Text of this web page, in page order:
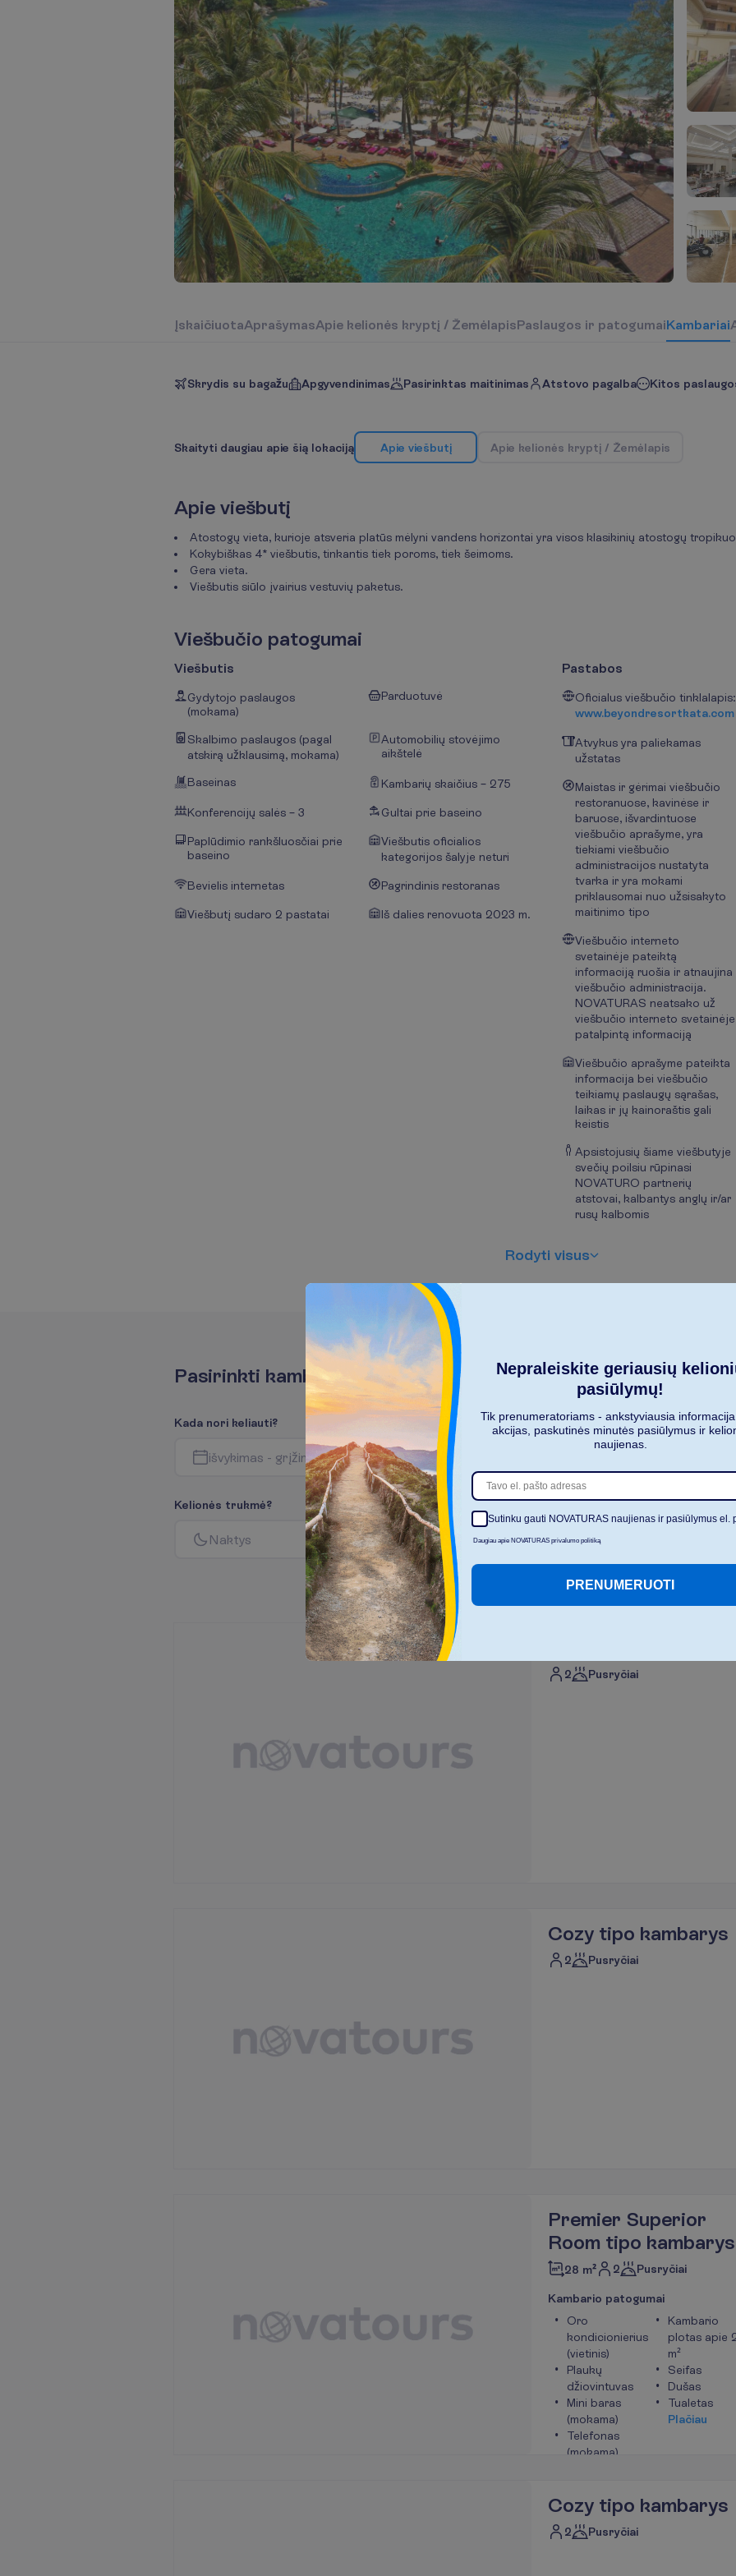
ĮskaičiuotaAprašymasApie kelionės kryptį / ŽemėlapisPaslaugos ir patogumaiKambariai
Skrydis su bagažu Apgyvendinimas Pasirinktas maitinimas Atstovo pagalba Kitos
Skaityti daugiau apie šią lokaciją Apie viešbutį Apie kelionės kryptį / Žemėlapis
Apie viešbutį
Atostogų vieta, kurioje atsveria platūs mėlyni vandens horizontai yra visos klasikinių atostogų
Kokybiškas 4* viešbutis, tinkantis tiek poroms, tiek šeimoms.
Gera vieta.
Viešbutis siūlo įvairius vestuvių paketus.
Viešbučio patogumai
Viešbutis
Gydytojo paslaugos
(mokama)
Parduotuvė
Skalbimo paslaugos (pagal
atskirą užklausimą, mokama)
Automobilių stovėjimo
aikštelė
Baseinas Kambarių skaičius – 275
Konferencijų salės – 3 Gultai prie baseino
Paplūdimio rankšluosčiai prie
baseino
Viešbutis oficialios
kategorijos šalyje neturi
Bevielis internetas Pagrindinis restoranas
Viešbutį sudaro 2 pastatai Iš dalies renovuota 2023 m.
Pastabos
Oficialus viešbučio tinklalapis:
www.beyondresortkata.com
Atvykus yra paliekamas
užstatas
Maistas ir gėrimai viešbučio
restoranuose, kavinėse ir
baruose, išvardintuose
viešbučio aprašyme, yra
tiekiami viešbučio
administracijos nustatyta
tvarka ir yra mokami
priklausomai nuo užsisakyto
maitinimo tipo
Viešbučio interneto
svetainėje pateiktą
informaciją ruošia ir atnaujina
viešbučio administracija.
NOVATURAS neatsako už
viešbučio interneto svetainėje
patalpintą informaciją
Viešbučio aprašyme pateikta
informacija bei viešbučio
teikiamų paslaugų sąrašas,
laikas ir jų kainoraštis gali
keistis
Apsistojusių šiame viešbutyje
svečių poilsiu rūpinasi
NOVATURO partnerių
atstovai, kalbantys anglų ir/ar
rusų kalbomis
Rodyti visus
Pasirinkti kambar
Kada nori keliauti?
išvykimas - grįžimas
Kiek a menų keliauja ?
Kelionės trukmė?
Naktys
2 Pusryčiai
Cozy tipo kambarys
2 Pusryčiai
Premier Superior
Room tipo kambarys
28 m² 2 Pusryčiai
Kambario patogumai
Oro
kondicionierius
(vietinis)
Plaukų
džiovintuvas
Mini baras
(mokama)
Telefonas
(mokama)
Kambario
plotas apie
m²
Seifas
Dušas
Tualetas
Plačiau
Cozy tipo kambarys
2 Pusryčiai
Nepraleiskite geriausių
pasiūlymų!
Tik prenumeratoriams - ankstyviausia
akcijas, paskutinės minutės pasiūlymus ir
naujienas.
Sutinku gauti NOVATURAS naujienas ir pasiūlymus el.
Daugiau apie NOVATURAS privalumo politiką
PRENUMERUOTI